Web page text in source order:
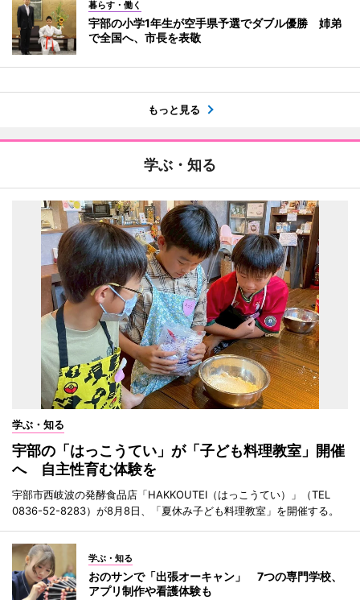
暮らす・働く
宇部の小学1年生が空手県予選でダブル優勝 姉弟
で全国へ、市長を表敬
もっと見る
学ぶ・知る
学ぶ・知る
宇部の「はっこうてい」が「子ども料理教室」開催
へ 自主性育む体験を
宇部市西岐波の発酵食品店「HAKKOUTEI（はっこうてい）」（TEL
0836-52-8283）が8月8日、「夏休み子ども料理教室」を開催する。
学ぶ・知る
おのサンで「出張オーキャン」 7つの専門学校、
アプリ制作や看護体験も